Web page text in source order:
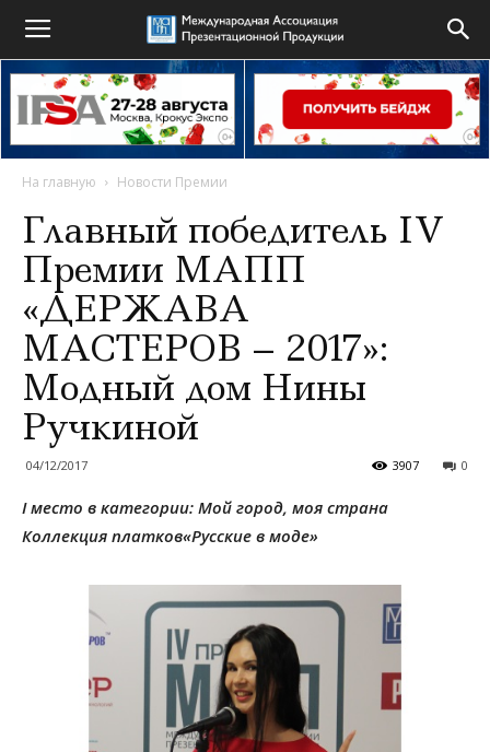
На главную Новости Премии
Главный победитель IV
Премии МАПП
«ДЕРЖАВА
МАСТЕРОВ – 2017»:
Модный дом Нины
Ручкиной
04/12/2017 0
3907
І место в категории: Мой город, моя страна
Коллекция платков«Русские в моде»